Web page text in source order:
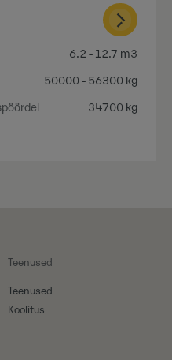
6.2 - 12.7 m3
50000 - 56300 kg
34700 kg
Teenused
Teenused
Koolitus